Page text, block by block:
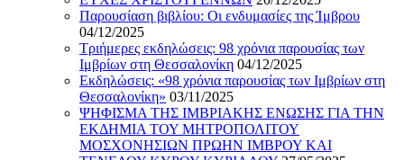
Παρουσίαση βιβλίου: Οι ενδυμασίες της Ίμβρου
04/12/2025
Τριήμερες εκδηλώσεις: 98 χρόνια παρουσίας των
Ιμβρίων στη Θεσσαλονίκη 04/12/2025
Εκδηλώσεις: «98 χρόνια παρουσίας των Ιμβρίων στη
Θεσσαλονίκη» 03/11/2025
ΨΗΦΙΣΜΑ ΤΗΣ ΙΜΒΡΙΑΚΗΣ ΕΝΩΣΗΣ ΓΙΑ ΤΗΝ
ΕΚΔΗΜΙΑ ΤΟΥ ΜΗΤΡΟΠΟΛΙΤΟΥ
ΜΟΣΧΟΝΗΣΙΩΝ ΠΡΩΗΝ ΙΜΒΡΟΥ ΚΑΙ